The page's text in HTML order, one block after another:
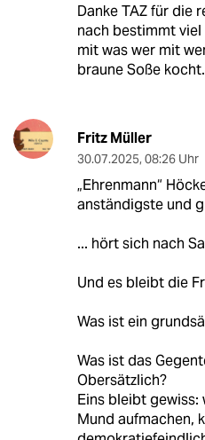
Danke TAZ für die
nach bestimmt viel
mit was wer mit
braune Soße kocht.
Fritz Müller
30.07.2025, 08:26 Uhr
„Ehrenmann“
anständigste und
... hört sich nach
Und es bleibt die
Was ist ein
Was ist das
Obersätzlich?
Eins bleibt gewiss:
Mund aufmachen,